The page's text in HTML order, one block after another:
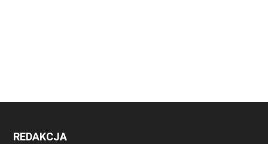
REDAKCJA